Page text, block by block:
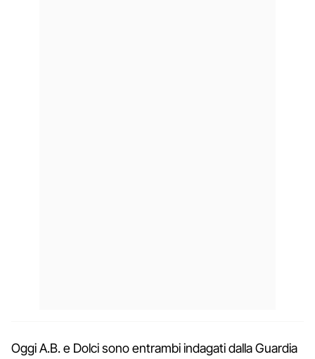
Oggi A.B. e Dolci sono entrambi indagati dalla Guardia